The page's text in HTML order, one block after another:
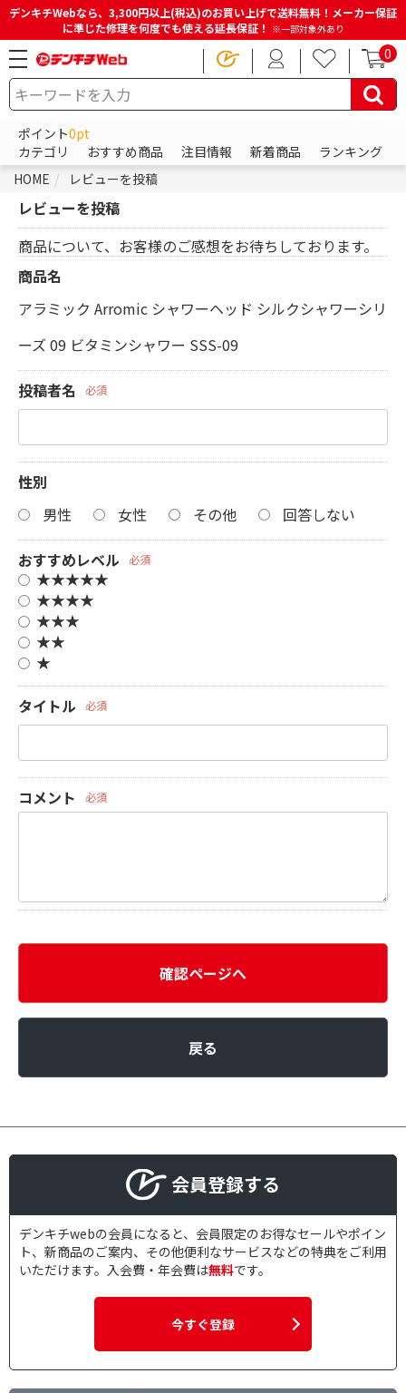
デンキチWebなら、3,300円以上(税込)のお買い上げで送料無料！メーカー保証
に準じた修理を何度でも使える延長保証！ ※一部対象外あり
0
ポイント0pt
カテゴリ
おすすめ商品 注目情報 新着商品
ランキング
HOME
レビューを投稿
レビューを投稿
商品について、お客様のご感想をお待ちしております。
商品名
アラミック Arromic シャワーヘッド シルクシャワーシリ
ーズ 09 ビタミンシャワー SSS-09
投稿者名 必須
性別
男性
女性 その他 回答しない
おすすめレベル 必須
★★★★★
★★★★
★★★
★★
★
タイトル
必須
コメント 必須
確認ページへ
戻る
会員登録する
デンキチwebの会員になると、会員限定のお得なセールやポイン
ト、新商品のご案内、その他便利なサービスなどの特典をご利用
いただけます。入会費・年会費は無料です。
今すぐ登録